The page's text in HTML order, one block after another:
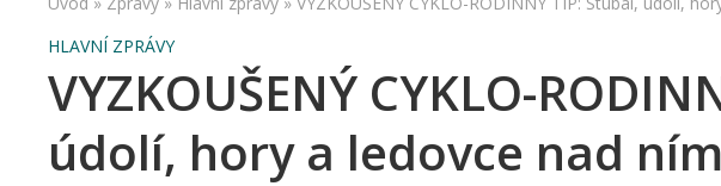
HLAVNÍ ZPRÁVY
VYZKOUŠENÝ CYKLO-
údolí, hory a ledovce nad ním